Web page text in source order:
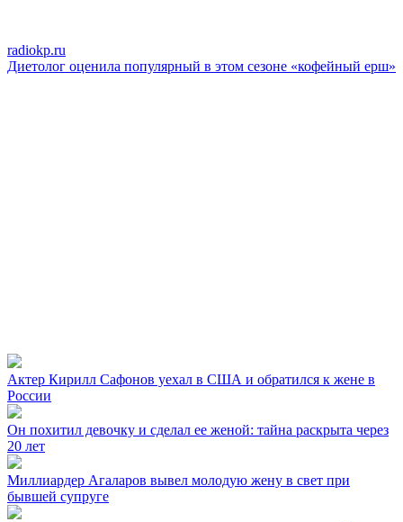
radiokp.ru
Диетолог оценила популярный в этом сезоне «кофейный ерш»
Актер Кирилл Сафонов уехал в США и обратился к жене в
России
Он похитил девочку и сделал ее женой: тайна раскрыта через
20 лет
Миллиардер Агаларов вывел молодую жену в свет при
бывшей супруге